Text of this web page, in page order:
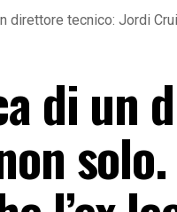
direttore tecnico: Jordi
di un